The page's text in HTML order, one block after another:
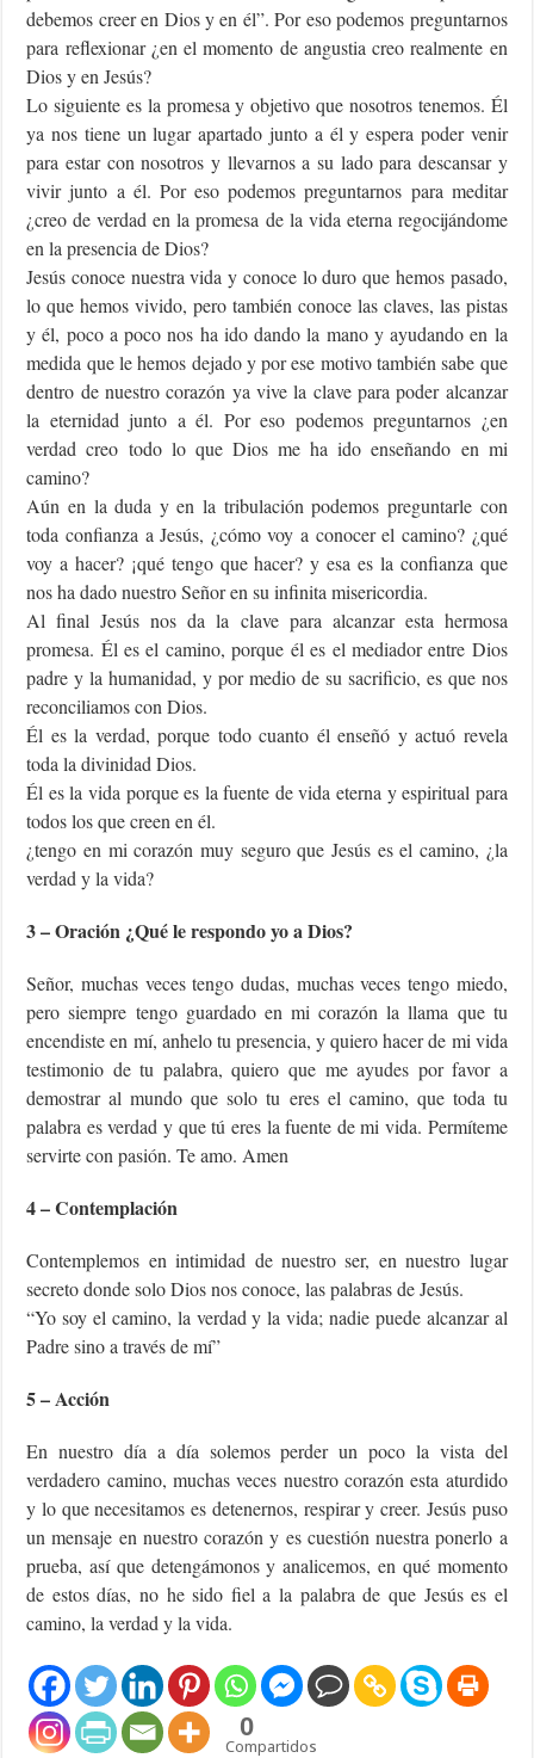
debemos creer en Dios y en él”. Por eso podemos preguntarnos
para reflexionar ¿en el momento de angustia creo realmente en
Dios y en Jesús?
Lo siguiente es la promesa y objetivo que nosotros tenemos. Él
ya nos tiene un lugar apartado junto a él y espera poder venir
para estar con nosotros y llevarnos a su lado para descansar y
vivir junto a él. Por eso podemos preguntarnos para meditar
¿creo de verdad en la promesa de la vida eterna regocijándome
en la presencia de Dios?
Jesús conoce nuestra vida y conoce lo duro que hemos pasado,
lo que hemos vivido, pero también conoce las claves, las pistas
y él, poco a poco nos ha ido dando la mano y ayudando en la
medida que le hemos dejado y por ese motivo también sabe que
dentro de nuestro corazón ya vive la clave para poder alcanzar
la eternidad junto a él. Por eso podemos preguntarnos ¿en
verdad creo todo lo que Dios me ha ido enseñando en mi
camino?
Aún en la duda y en la tribulación podemos preguntarle con
toda confianza a Jesús, ¿cómo voy a conocer el camino? ¿qué
voy a hacer? ¡qué tengo que hacer? y esa es la confianza que
nos ha dado nuestro Señor en su infinita misericordia.
Al final Jesús nos da la clave para alcanzar esta hermosa
promesa. Él es el camino, porque él es el mediador entre Dios
padre y la humanidad, y por medio de su sacrificio, es que nos
reconciliamos con Dios.
Él es la verdad, porque todo cuanto él enseñó y actuó revela
toda la divinidad Dios.
Él es la vida porque es la fuente de vida eterna y espiritual para
todos los que creen en él.
¿tengo en mi corazón muy seguro que Jesús es el camino, ¿la
verdad y la vida?
3 – Oración ¿Qué le respondo yo a Dios?
Señor, muchas veces tengo dudas, muchas veces tengo miedo,
pero siempre tengo guardado en mi corazón la llama que tu
encendiste en mí, anhelo tu presencia, y quiero hacer de mi vida
testimonio de tu palabra, quiero que me ayudes por favor a
demostrar al mundo que solo tu eres el camino, que toda tu
palabra es verdad y que tú eres la fuente de mi vida. Permíteme
servirte con pasión. Te amo. Amen
4 – Contemplación
Contemplemos en intimidad de nuestro ser, en nuestro lugar
secreto donde solo Dios nos conoce, las palabras de Jesús.
“Yo soy el camino, la verdad y la vida; nadie puede alcanzar al
Padre sino a través de mí”
5 – Acción
En nuestro día a día solemos perder un poco la vista del
verdadero camino, muchas veces nuestro corazón esta aturdido
y lo que necesitamos es detenernos, respirar y creer. Jesús puso
un mensaje en nuestro corazón y es cuestión nuestra ponerlo a
prueba, así que detengámonos y analicemos, en qué momento
de estos días, no he sido fiel a la palabra de que Jesús es el
camino, la verdad y la vida.
0
Compartidos